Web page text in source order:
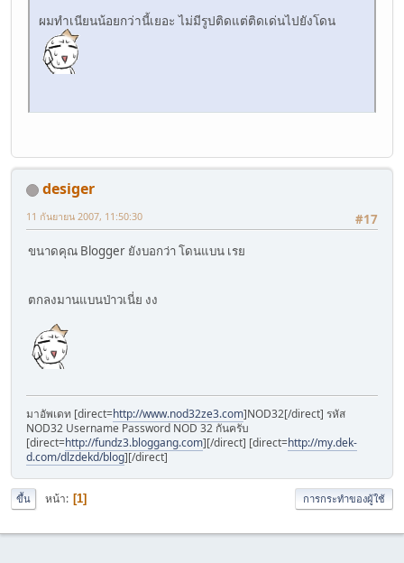
ผมทำเนียนน้อยกว่านี้เยอะ ไม่มีรูปติดแต่ติดเด่นไปยังโดน
desiger
#17
11 กันยายน 2007, 11:50:30
ขนาดคุณ Blogger ยังบอกว่า โดนแบน เรย
ตกลงมานแบนป่าวเนี่ย งง
มาอัพเดท [direct=http://www.nod32ze3.com]NOD32[/direct] รหัส
NOD32 Username Password NOD 32 กันครับ
[direct=http://fundz3.bloggang.com][/direct] [direct=http://my.dek-
d.com/dlzdekd/blog][/direct]
ขึ้น หน้า 1 การกระทำของผู้ใช้